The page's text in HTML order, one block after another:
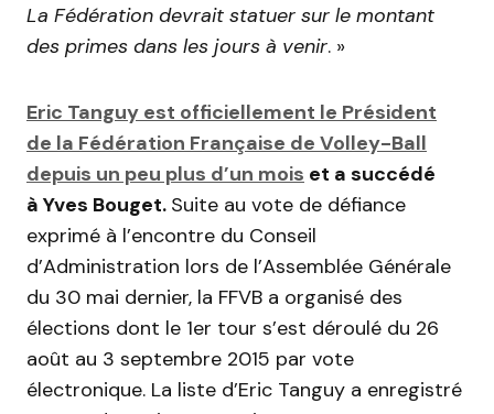
La Fédération devrait statuer sur le montant
des primes dans les jours à venir. »
Eric Tanguy est officiellement le Président
de la Fédération Française de Volley-Ball
depuis un peu plus d’un mois et a succédé
à Yves Bouget. Suite au vote de défiance
exprimé à l’encontre du Conseil
d’Administration lors de l’Assemblée Générale
du 30 mai dernier, la FFVB a organisé des
élections dont le 1er tour s’est déroulé du 26
août au 3 septembre 2015 par vote
électronique. La liste d’Eric Tanguy a enregistré